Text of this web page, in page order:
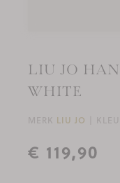
LIU JO
WHITE
MERK LIU JO
€ 119,90